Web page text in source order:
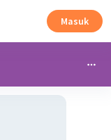
Masuk